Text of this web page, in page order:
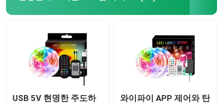
USB 5V 현명한 주도하
와이파이 APP 제어와 탄